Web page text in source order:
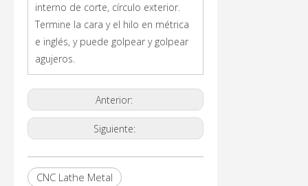
interno de corte, círculo exterior.
Termine la cara y el hilo en métrica
e inglés, y puede golpear y golpear
agujeros.
Anterior:
Siguiente:
CNC Lathe Metal